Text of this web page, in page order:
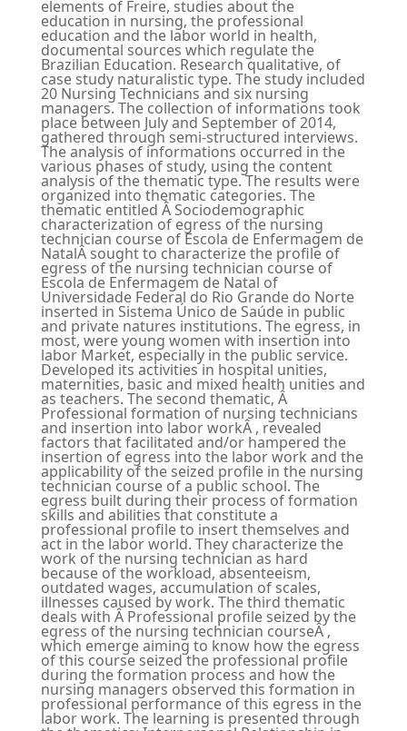
elements of Freire, studies about the
education in nursing, the professional
education and the labor world in health,
documental sources which regulate the
Brazilian Education. Research qualitative, of
case study naturalistic type. The study included
20 Nursing Technicians and six nursing
managers. The collection of informations took
place between July and September of 2014,
gathered through semi-structured interviews.
The analysis of informations occurred in the
various phases of study, using the content
analysis of the thematic type. The results were
organized into thematic categories. The
thematic entitled Â Sociodemographic
characterization of egress of the nursing
technician course of Escola de Enfermagem de
NatalÂ sought to characterize the profile of
egress of the nursing technician course of
Escola de Enfermagem de Natal of
Universidade Federal do Rio Grande do Norte
inserted in Sistema Único de Saúde in public
and private natures institutions. The egress, in
most, were young women with insertion into
labor Market, especially in the public service.
Developed its activities in hospital unities,
maternities, basic and mixed health unities and
as teachers. The second thematic, Â
Professional formation of nursing technicians
and insertion into labor workÂ , revealed
factors that facilitated and/or hampered the
insertion of egress into the labor work and the
applicability of the seized profile in the nursing
technician course of a public school. The
egress built during their process of formation
skills and abilities that constitute a
professional profile to insert themselves and
act in the labor world. They characterize the
work of the nursing technician as hard
because of the workload, absenteeism,
outdated wages, accumulation of scales,
illnesses caused by work. The third thematic
deals with Â Professional profile seized by the
egress of the nursing technician courseÂ ,
which emerge aiming to know how the egress
of this course seized the professional profile
during the formation process and how the
nursing managers observed this formation in
professional performance of this egress in the
labor work. The learning is presented through